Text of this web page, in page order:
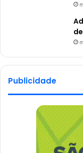
Publicidade